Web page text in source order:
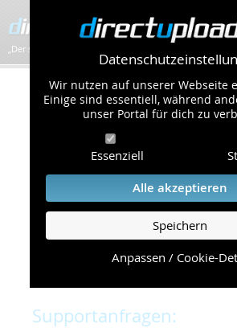
Wir nutzen auf unserer Webseite
Einige sind essentiell, während
unser Portal für dich zu
Essenziell
Alle akzeptieren
Speichern
Anpassen / Cookie-
„Der schnellste Bilder-Hoster im Web!”
Kontakt & Support
Um eine schnelle und
Bearbeitung Ihres Problems zu
bitten wir Sie,
folgende Punkte zu beachten und
Die schnellste Hilfe finden Sie auf
Seite, die die häufig gestellten
Supportanfragen: